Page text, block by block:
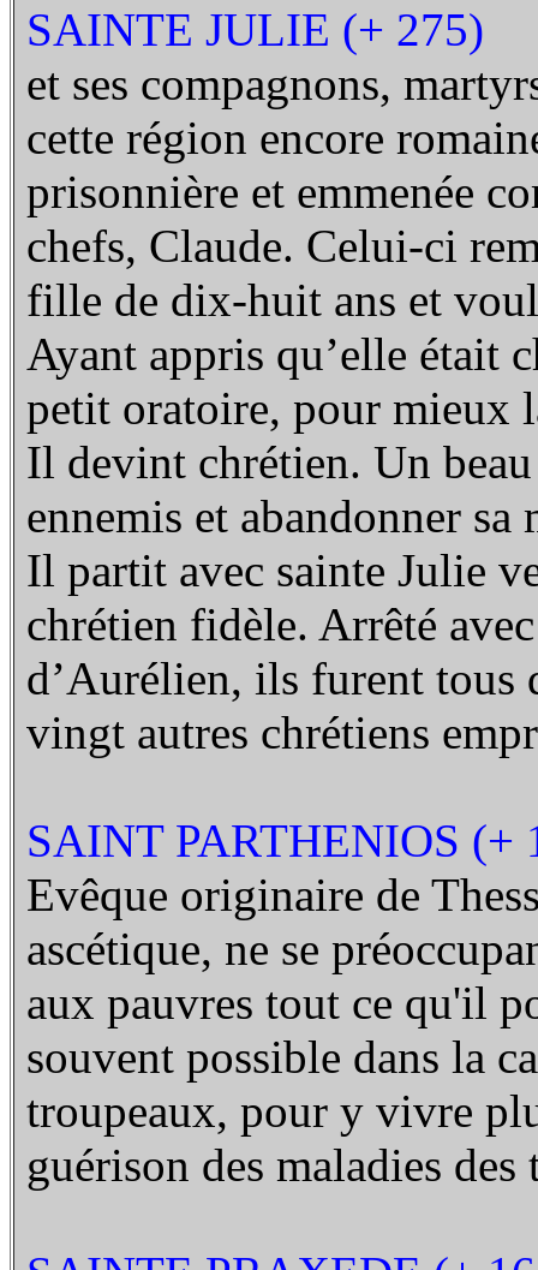
SAINTE JULIE (+ 275)
et ses compagnons,
cette région encore
prisonnière et emmenée
chefs, Claude. Celui-ci
fille de dix-huit ans et
Ayant appris qu’elle était
petit oratoire, pour mieux
Il devint chrétien. Un
ennemis et abandonner sa
Il partit avec sainte Julie
chrétien fidèle. Arrêté
d’Aurélien, ils furent tous
vingt autres chrétiens
SAINT PARTHENIOS (+
Evêque originaire de
ascétique, ne se
aux pauvres tout ce qu'il
souvent possible dans la
troupeaux, pour y vivre
guérison des maladies des